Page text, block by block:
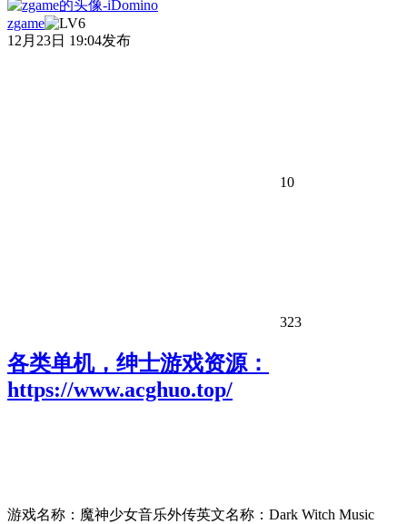
zgame
12月23日 19:04发布
10
323
各类单机，绅士游戏资源：
https://www.acghuo.top/
游戏名称：魔神少女音乐外传英文名称：Dark Witch Music